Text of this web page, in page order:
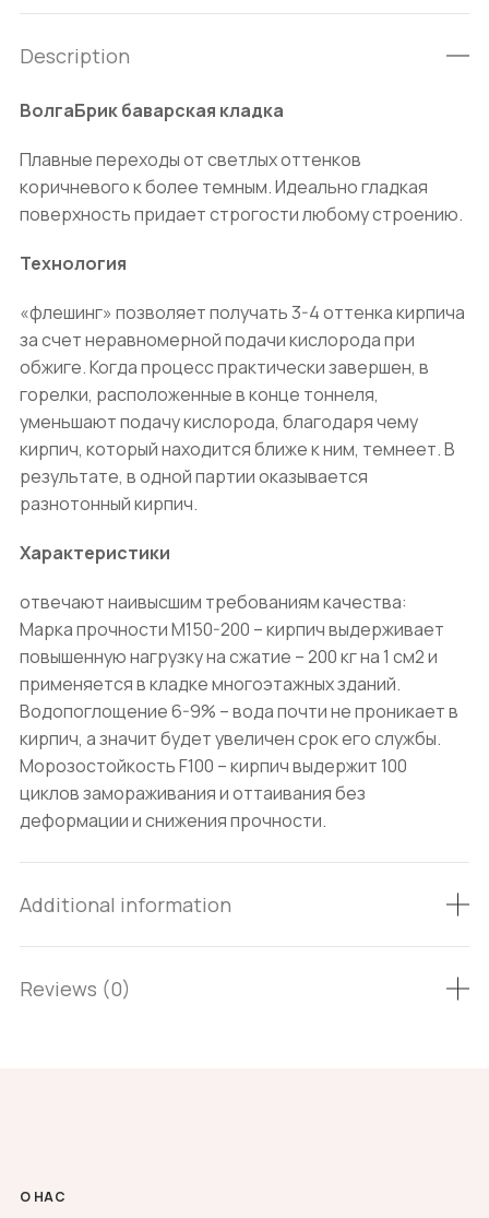
Description
ВолгаБрик баварская кладка
Плавные переходы от светлых оттенков
коричневого к более темным. Идеально гладкая
поверхность придает строгости любому строению.
Технология
«флешинг» позволяет получать 3-4 оттенка кирпича
за счет неравномерной подачи кислорода при
обжиге. Когда процесс практически завершен, в
горелки, расположенные в конце тоннеля,
уменьшают подачу кислорода, благодаря чему
кирпич, который находится ближе к ним, темнеет. В
результате, в одной партии оказывается
разнотонный кирпич.
Характеристики
отвечают наивысшим требованиям качества:
Марка прочности М150-200 – кирпич выдерживает
повышенную нагрузку на сжатие – 200 кг на 1 см2 и
применяется в кладке многоэтажных зданий.
Водопоглощение 6-9% – вода почти не проникает в
кирпич, а значит будет увеличен срок его службы.
Морозостойкость F100 – кирпич выдержит 100
циклов замораживания и оттаивания без
деформации и снижения прочности.
Additional information
Reviews (0)
О НАС